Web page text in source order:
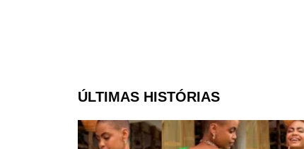
ÚLTIMAS HISTÓRIAS